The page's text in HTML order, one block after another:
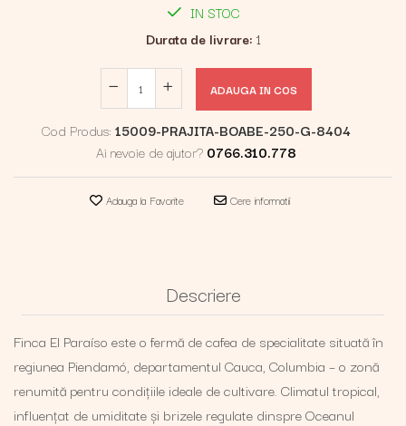
IN STOC
Durata de livrare: 1
ADAUGA IN COS
Cod Produs: 15009-PRAJITA-BOABE-250-G-8404
Ai nevoie de ajutor? 0766.310.778
Adauga la Favorite Cere informatii
Descriere
Finca El Paraíso este o fermă de cafea de specialitate situată în
regiunea Piendamó, departamentul Cauca, Columbia – o zonă
renumită pentru condițiile ideale de cultivare. Climatul tropical,
influențat de umiditate și brizele regulate dinspre Oceanul